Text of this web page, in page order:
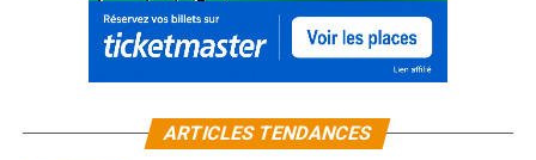
ARTICLES TENDANCES